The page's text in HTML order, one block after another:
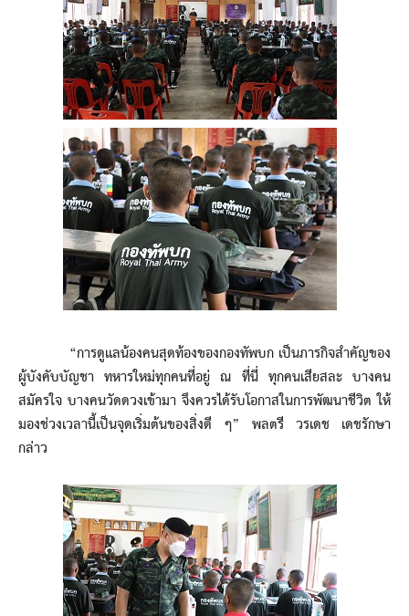
“การดูแลน้องคนสุดท้องของกองทัพบก เป็นภารกิจสำคัญของ
ผู้บังคับบัญชา ทหารใหม่ทุกคนที่อยู่ ณ ที่นี่ ทุกคนเสียสละ บางคน
สมัครใจ บางคนวัดดวงเข้ามา จึงควรได้รับโอกาสในการพัฒนาชีวิต ให้
มองช่วงเวลานี้เป็นจุดเริ่มต้นของสิ่งดี ๆ” พลตรี วรเดช เดชรักษา
กล่าว